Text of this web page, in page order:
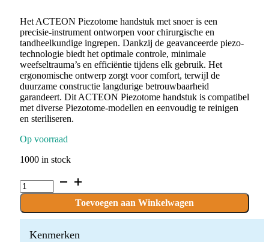
Het ACTEON Piezotome handstuk met snoer is een
precisie-instrument ontworpen voor chirurgische en
tandheelkundige ingrepen. Dankzij de geavanceerde piezo-
technologie biedt het optimale controle, minimale
weefseltrauma’s en efficiëntie tijdens elk gebruik. Het
ergonomische ontwerp zorgt voor comfort, terwijl de
duurzame constructie langdurige betrouwbaarheid
garandeert. Dit ACTEON Piezotome handstuk is compatibel
met diverse Piezotome-modellen en eenvoudig te reinigen
en steriliseren.
Op voorraad
1000 in stock
ACTEON
Piezotome
+
snoer
quantity
Toevoegen aan Winkelwagen
Kenmerken